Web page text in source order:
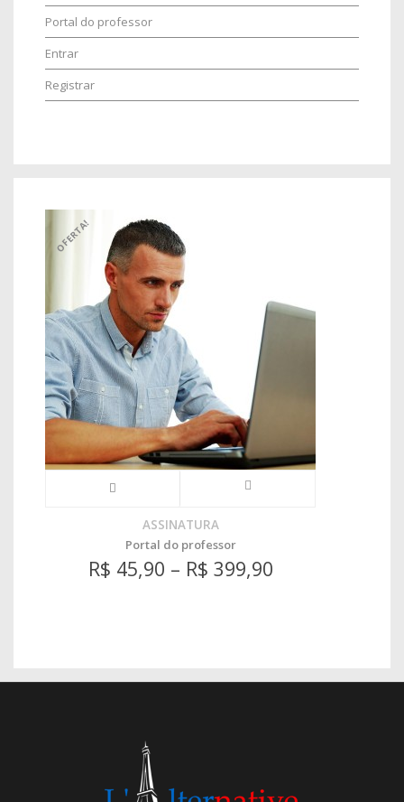
Portal do professor
Entrar
Registrar
OFERTA!
ASSINATURA
Portal do professor
R$ 45,90 – R$ 399,90